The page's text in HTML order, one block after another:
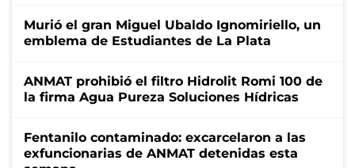
Murió el gran Miguel Ubaldo Ignomiriello, un
emblema de Estudiantes de La Plata
ANMAT prohibió el filtro Hidrolit Romi 100 de
la firma Agua Pureza Soluciones Hídricas
Fentanilo contaminado: excarcelaron a las
exfuncionarias de ANMAT detenidas esta